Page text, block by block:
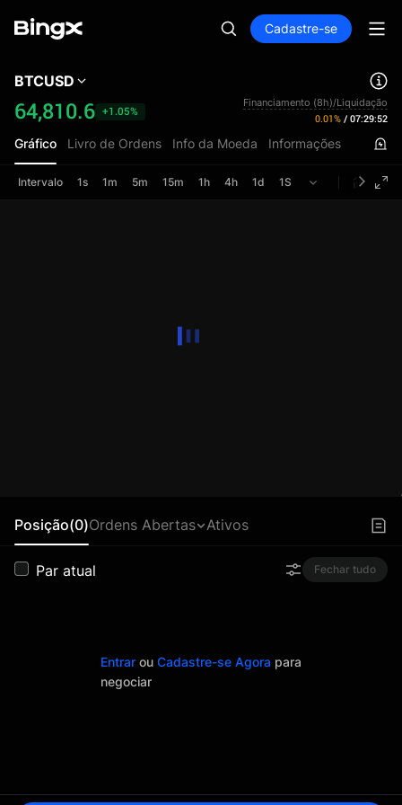
Cadastre-se
BTCUSD
64,810.6 +1.05%
Financiamento (8h)/Liquidação
0.01% / 07:29:52
Gráfico Livro de Ordens Info da Moeda Informações
Intervalo 1s 1m 5m 15m 1h 4h 1d 1S
Posição(0)Ordens Abertas Ativos
Par atual Fechar tudo
Entrar ou Cadastre-se Agora para
negociar